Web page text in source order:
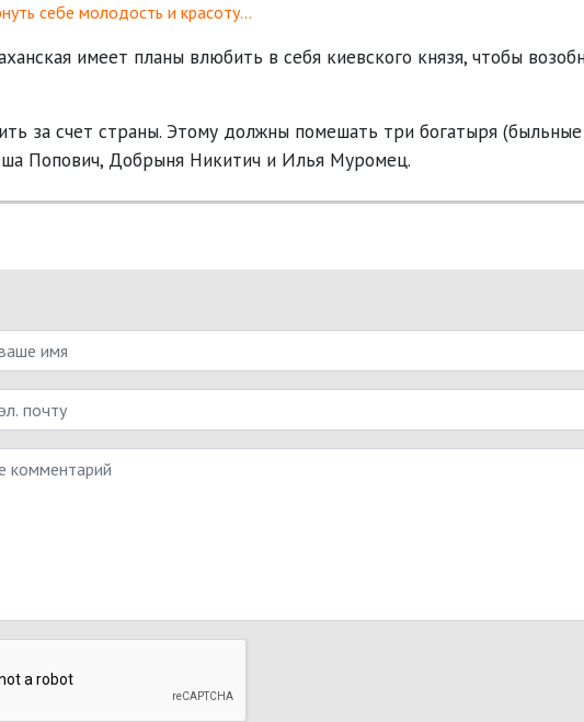
себе молодость и красоту…
имеет планы влюбить в себя киевского князя, чтобы
за счет страны. Этому должны помешать три богатыря (быльные
Попович, Добрыня Никитич и Илья Муромец.